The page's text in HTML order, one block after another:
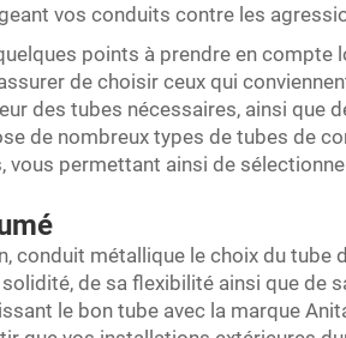
vos conduits contre les
points à prendre en
de choisir ceux qui
des tubes nécessaires, ainsi que
de nombreux types de tubes de
vous permettant ainsi de
conduit métallique le choix du tube
de sa flexibilité ainsi que de
le bon tube avec la marque